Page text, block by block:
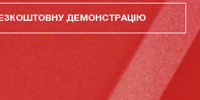
ДЕМОНСТРАЦІЮ